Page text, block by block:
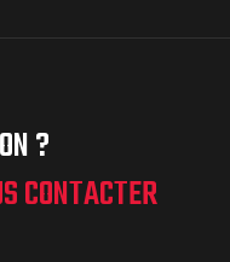
?
CONTACTER